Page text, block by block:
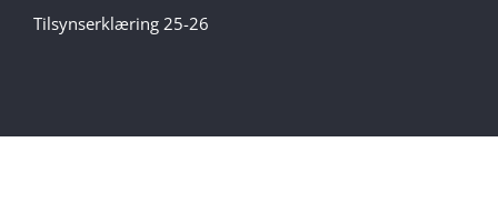
Tilsynserklæring 25-26